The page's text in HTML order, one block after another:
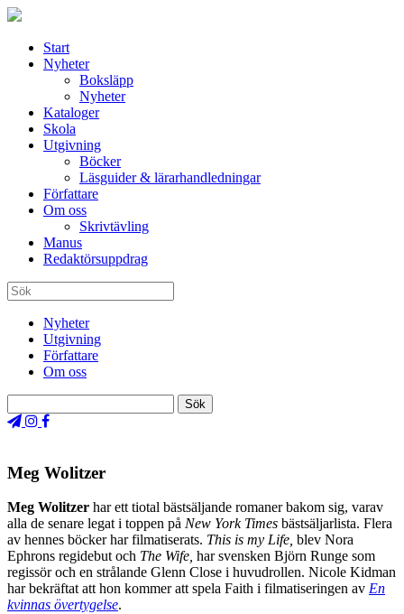
Start
Nyheter
Boksläpp
Nyheter
Kataloger
Skola
Utgivning
Böcker
Läsguider & lärarhandledningar
Författare
Om oss
Skrivtävling
Manus
Redaktörsuppdrag
Nyheter
Utgivning
Författare
Om oss
Meg Wolitzer
Meg Wolitzer har ett tiotal bästsäljande romaner bakom sig, varav
alla de senare legat i toppen på New York Times bästsäljarlista. Flera
av hennes böcker har filmatiserats. This is my Life, blev Nora
Ephrons regidebut och The Wife, har svensken Björn Runge som
regissör och en strålande Glenn Close i huvudrollen. Nicole Kidman
har bekräftat att hon kommer att spela Faith i filmatiseringen av En
kvinnas övertygelse.